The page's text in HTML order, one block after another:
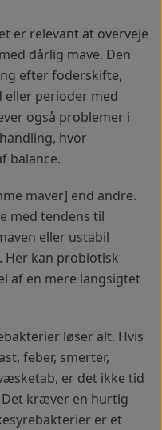
er relevant at overveje
dårlig mave. Den
efter foderskifte,
eller perioder med
også problemer i
hvor
balance.
maver] end andre.
med tendens til
eller ustabil
Her kan probiotisk
af en mere langsigtet
løser alt. Hvis
feber, smerter,
er det ikke tid
kræver en hurtig
er et